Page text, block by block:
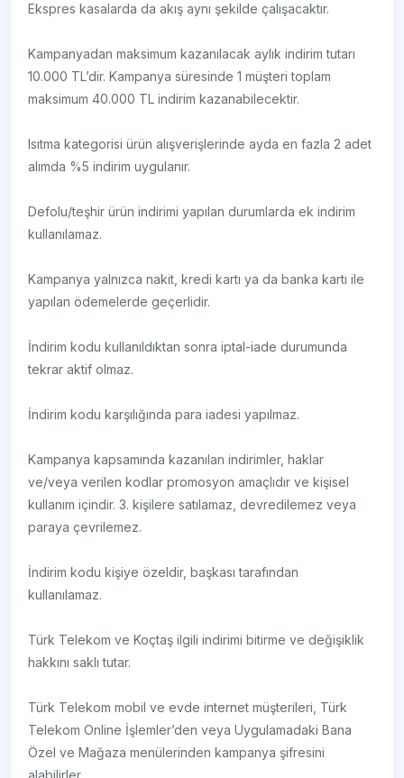
Ekspres kasalarda da akış aynı şekilde çalışacaktır.
Kampanyadan maksimum kazanılacak aylık indirim tutarı
10.000 TL’dir. Kampanya süresinde 1 müşteri toplam
maksimum 40.000 TL indirim kazanabilecektir.
Isıtma kategorisi ürün alışverişlerinde ayda en fazla 2 adet
alımda %5 indirim uygulanır.
Defolu/teşhir ürün indirimi yapılan durumlarda ek indirim
kullanılamaz.
Kampanya yalnızca nakit, kredi kartı ya da banka kartı ile
yapılan ödemelerde geçerlidir.
İndirim kodu kullanıldıktan sonra iptal-iade durumunda
tekrar aktif olmaz.
İndirim kodu karşılığında para iadesi yapılmaz.
Kampanya kapsamında kazanılan indirimler, haklar
ve/veya verilen kodlar promosyon amaçlıdır ve kişisel
kullanım içindir. 3. kişilere satılamaz, devredilemez veya
paraya çevrilemez.
İndirim kodu kişiye özeldir, başkası tarafından
kullanılamaz.
Türk Telekom ve Koçtaş ilgili indirimi bitirme ve değişiklik
hakkını saklı tutar.
Türk Telekom mobil ve evde internet müşterileri, Türk
Telekom Online İşlemler’den veya Uygulamadaki Bana
Özel ve Mağaza menülerinden kampanya şifresini